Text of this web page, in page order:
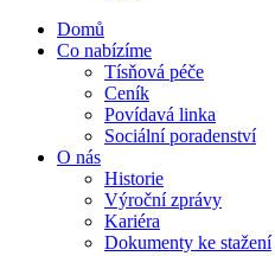
Domů
Co nabízíme
Tísňová péče
Ceník
Povídavá linka
Sociální poradenství
O nás
Historie
Výroční zprávy
Kariéra
Dokumenty ke stažení